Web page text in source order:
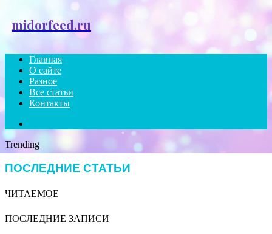
midorfeed.ru
Главная
О сайте
Разное
Все статьи
Контакты
for
Trending
ПОСЛЕДНИЕ СТАТЬИ
ЧИТАЕМОЕ
ПОСЛЕДНИЕ ЗАПИСИ